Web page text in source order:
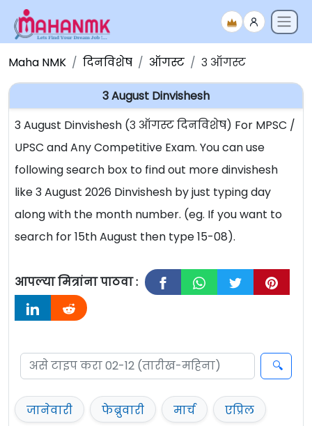
Maha NMK दिनविशेष ऑगस्ट ३ ऑगस्ट
3 August Dinvishesh
3 August Dinvishesh (३ ऑगस्ट दिनविशेष) For MPSC /
UPSC and Any Competitive Exam. You can use
following search box to find out more dinvishesh
like 3 August 2026 Dinvishesh by just typing day
along with the month number. (eg. If you want to
search for 15th August then type 15-08).
आपल्या मित्रांना पाठवा :
जानेवारी फेब्रुवारी मार्च
एप्रिल